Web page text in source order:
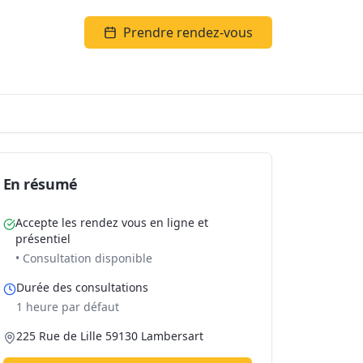
Prendre rendez-vous
En résumé
Accepte les rendez vous en ligne et
présentiel
• Consultation disponible
Durée des consultations
1 heure par défaut
225 Rue de Lille 59130 Lambersart